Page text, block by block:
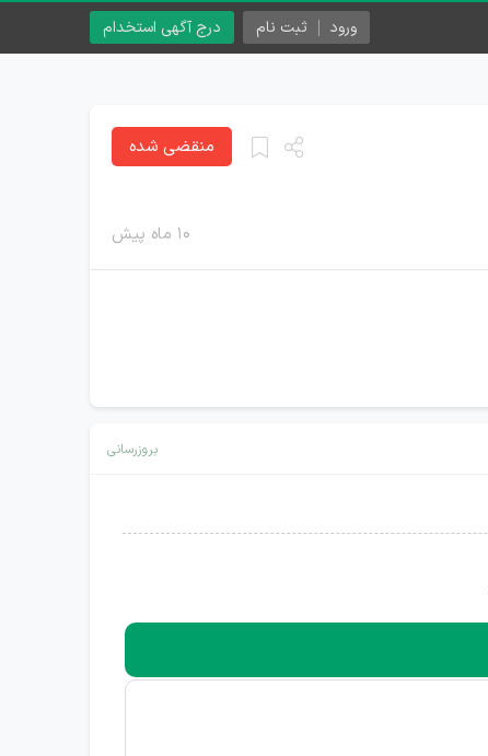
درج آگهی استخدام ورود ثبت نام
۱۰ ماه پیش
منقضی شده
بروزرسانی